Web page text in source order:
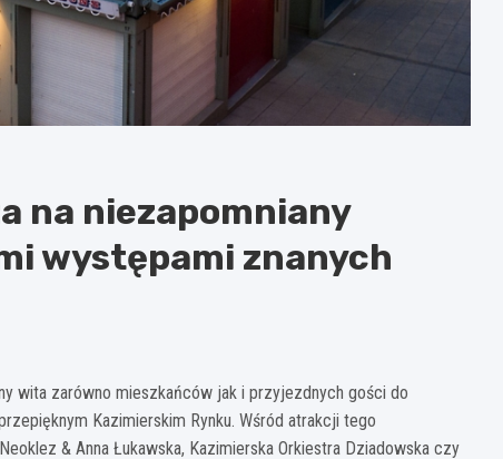
na niezapomniany
występami znanych
wita zarówno mieszkańców jak i przyjezdnych gości do
Kazimierskim Rynku. Wśród atrakcji tego
& Anna Łukawska, Kazimierska Orkiestra Dziadowska czy